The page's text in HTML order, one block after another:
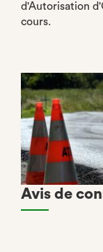
d'Autorisation
cours.
Avis de